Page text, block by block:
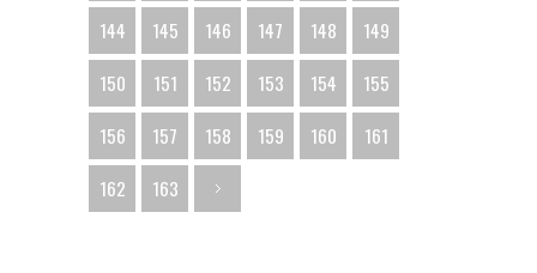
144
145 146 147 148
149
150
151 152 153 154
155
156
157 158 159 160
161
162
163